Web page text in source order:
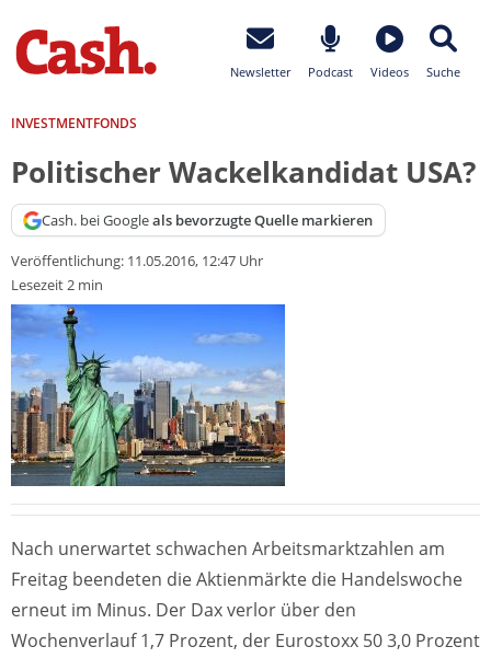
Newsletter Podcast Videos Suche
INVESTMENTFONDS
Politischer Wackelkandidat USA?
Cash. bei Googleals bevorzugte Quelle markieren
Veröffentlichung: 11.05.2016, 12:47 Uhr
Lesezeit 2 min
Nach unerwartet schwachen Arbeitsmarktzahlen am
Freitag beendeten die Aktienmärkte die Handelswoche
erneut im Minus. Der Dax verlor über den
Wochenverlauf 1,7 Prozent, der Eurostoxx 50 3,0 Prozent